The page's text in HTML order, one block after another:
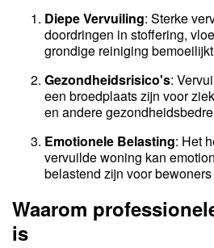
Diepe Vervuiling: Sterke
doordringen in stoffering,
grondige reiniging
Gezondheidsrisico's:
een broedplaats zijn voor
en andere
Emotionele Belasting: Het
vervuilde woning kan
belastend zijn voor
Waarom
is